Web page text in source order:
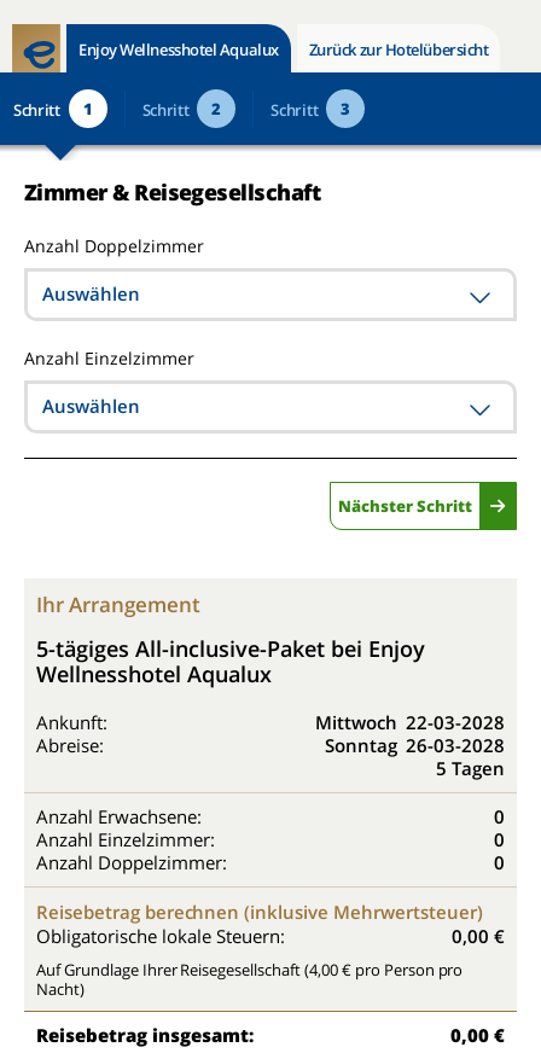
Enjoy Wellnesshotel Aqualux Zurück zur Hotelübersicht
Schritt 1 Schritt 2 Schritt 3
Zimmer & Reisegesellschaft
Anzahl Doppelzimmer
Auswählen
Anzahl Einzelzimmer
Auswählen
Nächster Schritt
Ihr Arrangement
5-tägiges All-inclusive-Paket bei Enjoy
Wellnesshotel Aqualux
Ankunft: Mittwoch 22-03-2028
Abreise:
Sonntag 26-03-2028
5 Tagen
Anzahl Erwachsene:
0
Anzahl Einzelzimmer:
0
Anzahl Doppelzimmer:
0
Reisebetrag berechnen (inklusive Mehrwertsteuer)
Obligatorische lokale Steuern:
0,00 €
Auf Grundlage Ihrer Reisegesellschaft (4,00 € pro Person pro
Nacht)
Reisebetrag insgesamt: 0,00 €